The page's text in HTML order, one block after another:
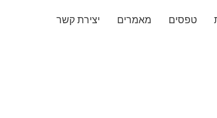
טפסים מאמרים יצירת קשר